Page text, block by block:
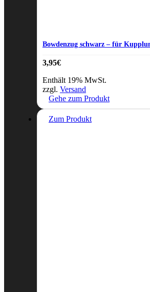
Bowdenzug schwarz – für
3,95€
Enthält 19% MwSt.
zzgl. Versand
Gehe zum Produkt
Zum Produkt